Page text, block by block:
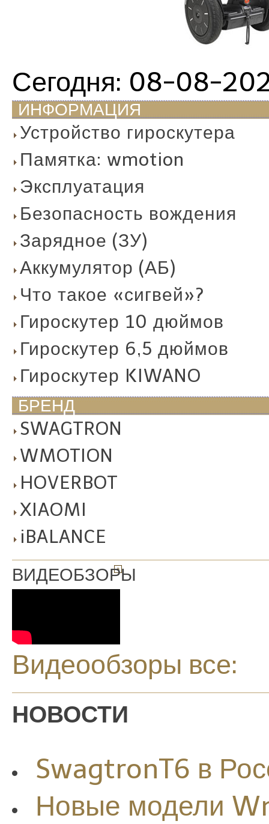
Сегодня: 08-08-
ИНФОРМАЦИЯ
Устройство гироскутера
Памятка: wmotion
Эксплуатация
Безопасность вождения
Зарядное (ЗУ)
Аккумулятор (АБ)
Что такое «сигвей»?
Гироскутер 10 дюймов
Гироскутер 6,5 дюймов
Гироскутер KIWANO
БРЕНД
SWAGTRON
WMOTION
HOVERBOT
XIAOMI
iBALANCE
ВИДЕОБЗОРЫ
Видеообзоры все:
НОВОСТИ
SwagtronT6 в
Новые модели